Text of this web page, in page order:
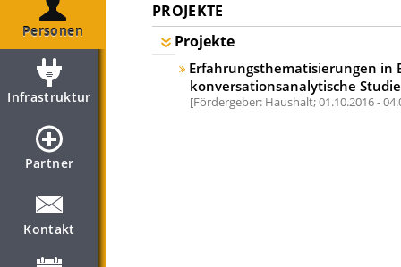
Personen
Infrastruktur
Partner
Kontakt
PROJEKTE
Projekte
Erfahrungsthematisierungen in
konversationsanalytische
Fördergeber: Haushalt;01.10.2016 -